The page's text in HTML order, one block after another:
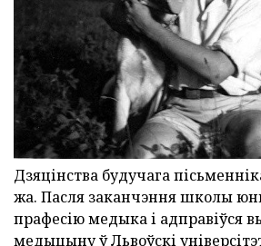
Дзяцінства будучага
жа. Пасля заканчэння школы
прафесію медыка і адправіўся
медыцыну ў Львоўскі